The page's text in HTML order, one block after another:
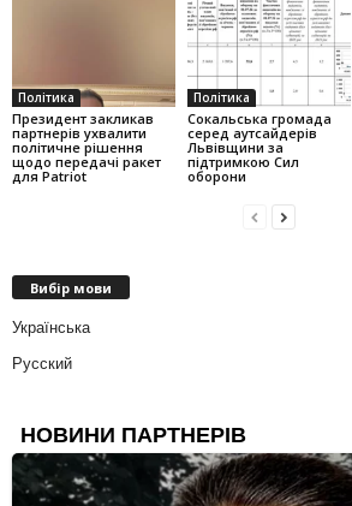
Політика
Президент закликав
партнерів ухвалити
політичне рішення
щодо передачі ракет
для Patriot
Політика
Сокальська громада
серед аутсайдерів
Львівщини за
підтримкою Сил
оборони
Вибір мови
Українська
Русский